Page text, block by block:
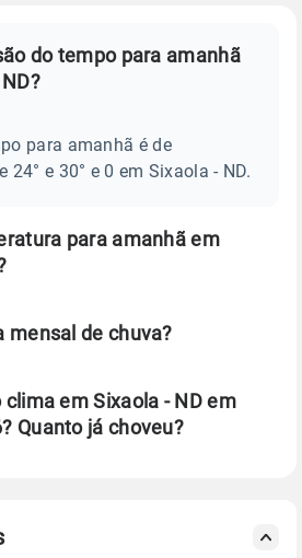
do tempo para amanhã
para amanhã é de
24° e 30° e 0 em Sixaola - ND.
para amanhã em
mensal de chuva?
clima em Sixaola - ND em
Quanto já choveu?